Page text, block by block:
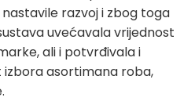
razvoj i zbog toga
uvećavala vrijednost
ali i potvrđivala i
asortimana roba,